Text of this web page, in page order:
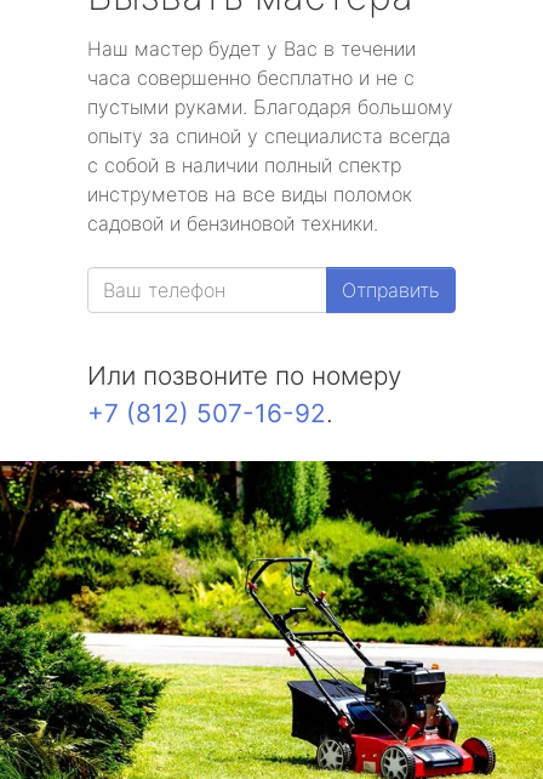
Наш мастер будет у Вас в течении
часа совершенно бесплатно и не с
пустыми руками. Благодаря большому
опыту за спиной у специалиста всегда
с собой в наличии полный спектр
инструметов на все виды поломок
садовой и бензиновой техники.
Отправить
Или позвоните по номеру
+7 (812) 507-16-92.